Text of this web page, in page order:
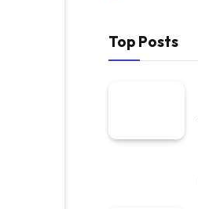
Top Posts